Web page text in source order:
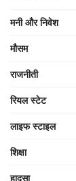
मनी और निवेश
मौसम
राजनीती
रियल स्टेट
लाइफ स्टाइल
शिक्षा
हादसा